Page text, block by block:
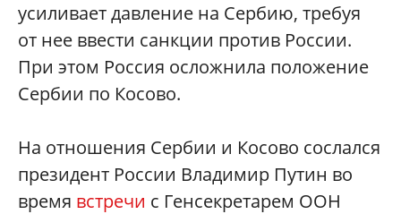
усиливает давление на Сербию, требуя
от нее ввести санкции против России.
При этом Россия осложнила положение
Сербии по Косово.
На отношения Сербии и Косово сослался
президент России Владимир Путин во
время встречи с Генсекретарем ООН